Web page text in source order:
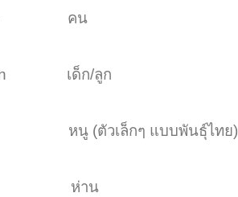
คน
เด็ก/ลูก
หนู (ตัวเล็กๆ แบบพันธุ์ไทย)
ห่าน